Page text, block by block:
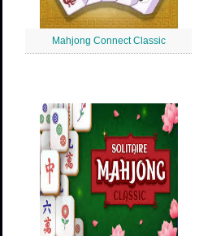
Mahjong Connect Classic